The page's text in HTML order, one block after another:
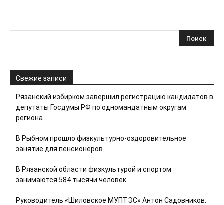
Свежие записи
Рязанский избирком завершил регистрацию кандидатов в
депутаты Госдумы РФ по одномандатным округам
региона
В Рыбном прошло физкультурно-оздоровительное
занятие для пенсионеров
В Рязанской области физкультурой и спортом
занимаются 584 тысячи человек
Руководитель «Шиловское МУПТЭС» Антон Садовников: